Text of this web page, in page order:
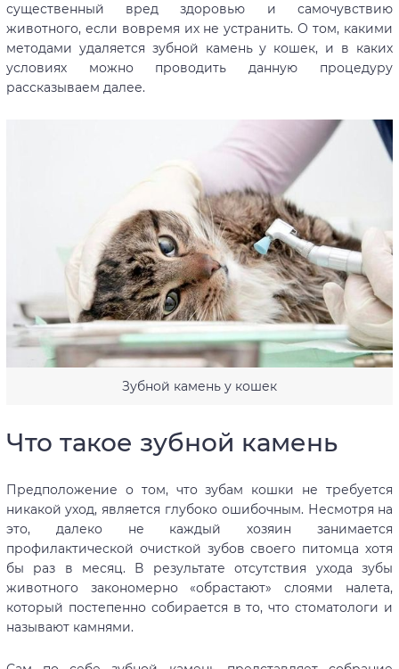
существенный вред здоровью и самочувствию
животного, если вовремя их не устранить. О том, какими
методами удаляется зубной камень у кошек, и в каких
условиях можно проводить данную процедуру
рассказываем далее.
Зубной камень у кошек
Что такое зубной камень
Предположение о том, что зубам кошки не требуется
никакой уход, является глубоко ошибочным. Несмотря на
это, далеко не каждый хозяин занимается
профилактической очисткой зубов своего питомца хотя
бы раз в месяц. В результате отсутствия ухода зубы
животного закономерно «обрастают» слоями налета,
который постепенно собирается в то, что стоматологи и
называют камнями.